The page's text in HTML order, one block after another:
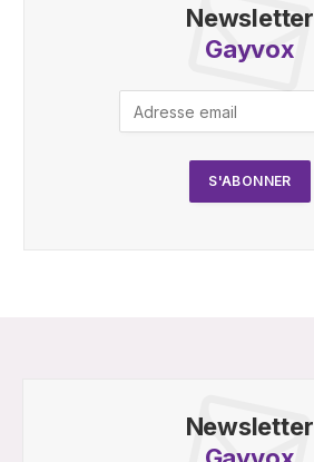
Newsletter
Gayvox
Newsletter